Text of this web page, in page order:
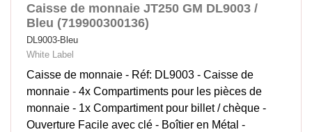
Caisse de monnaie JT250 GM DL9003 /
Bleu (719900300136)
DL9003-Bleu
White Label
Caisse de monnaie - Réf: DL9003 - Caisse de
monnaie - 4x Compartiments pour les pièces de
monnaie - 1x Compartiment pour billet / chèque -
Ouverture Facile avec clé - Boîtier en Métal -